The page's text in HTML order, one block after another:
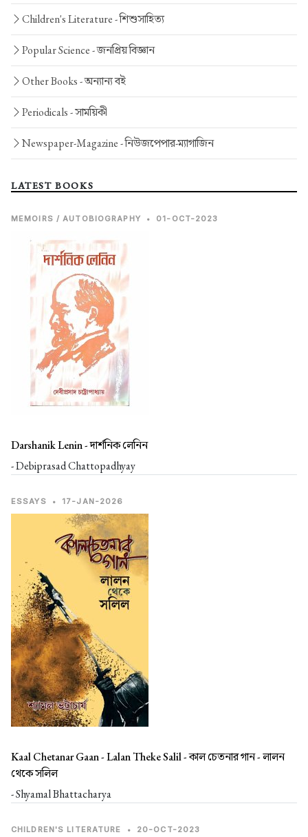
Children's Literature -শিশুসাহিত্য
Popular Science -জনপ্রিয় বিজ্ঞান
Other Books -অন্যান্য বই
Periodicals -সাময়িকী
Newspaper-Magazine -নিউজপেপার-ম্যাগাজিন
LATEST BOOKS
MEMOIRS / AUTOBIOGRAPHY • 01-OCT-2023
Darshanik Lenin -দার্শনিক লেনিন
- Debiprasad Chattopadhyay
ESSAYS • 17-JAN-2026
Kaal Chetanar Gaan - Lalan Theke Salil -কাল চেতনার গান - লালন
থেকে সলিল
- Shyamal Bhattacharya
CHILDREN'S LITERATURE • 20-OCT-2023